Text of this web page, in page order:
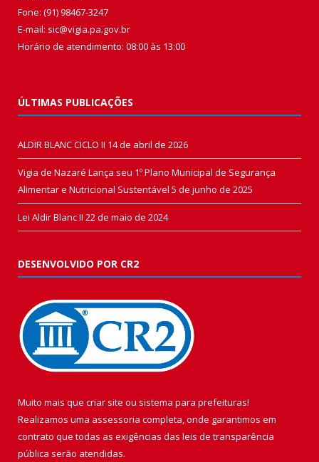
Fone: (91) 98467-3247
E-mail: sic@vigia.pa.gov.br
Horário de atendimento: 08:00 às 13:00
ÚLTIMAS PUBLICAÇÕES
ALDIR BLANC CICLO II 14 de abril de 2026
Vigia de Nazaré Lança seu 1º Plano Municipal de Segurança
Alimentar e Nutricional Sustentável 5 de junho de 2025
Lei Aldir Blanc II 22 de maio de 2024
DESENVOLVIDO POR CR2
Muito mais que criar site ou sistema para prefeituras!
Realizamos uma assessoria completa, onde garantimos em
contrato que todas as exigências das leis de transparência
pública serão atendidas.